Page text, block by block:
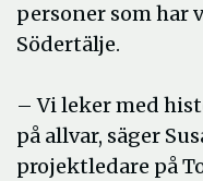
personer som har
Södertälje.
– Vi leker med
på allvar, säger
projektledare på